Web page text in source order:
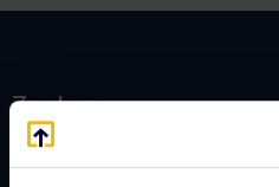
Zoeken